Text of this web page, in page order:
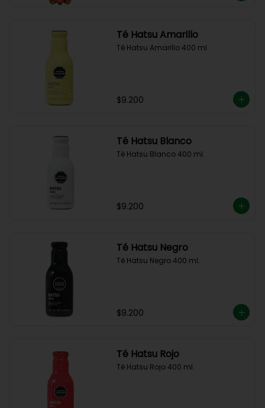
Té Hatsu Amarillo
Té Hatsu Amarillo 400 ml.
$9.200
Té Hatsu Blanco
Té Hatsu Blanco 400 ml.
$9.200
Té Hatsu Negro
Té Hatsu Negro 400 ml.
$9.200
Té Hatsu Rojo
Té Hatsu Rojo 400 ml.